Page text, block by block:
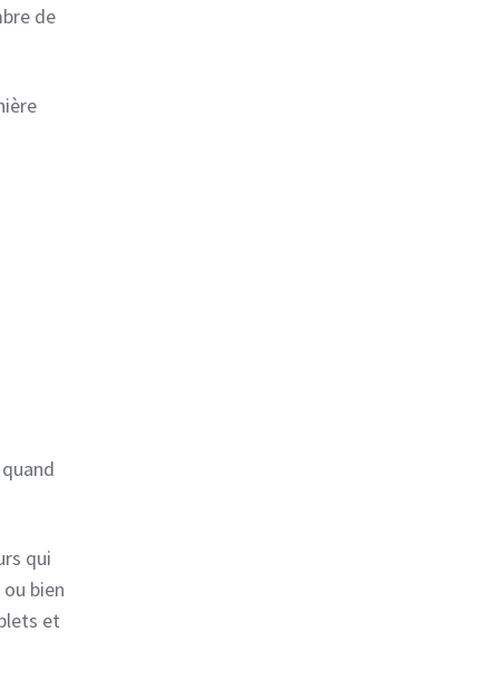
de
qui
bien
et